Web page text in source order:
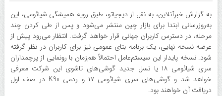
به گزارش خبرآنلاین، به نقل از دیجیاتو، طبق رویه همیشگی شیائومی، این
به‌روزرسانی ابتدا برای بازار چین منتشر می‌شود و پس از طی کردن چند
مرحله، در دسترس کاربران جهانی قرار خواهد گرفت. انتظار می‌رود پیش از
عرضه نسخه نهایی، یک برنامه بتای عمومی نیز برای کاربران در نظر گرفته
شود. نسخه پایدار این سیستم‌عامل احتمالاً هم‌زمان با رونمایی از پرچمداران
سری شیائومی ۱۸ یا نسل جدید گوشی‌های تاشوی این شرکت معرفی
خواهد شد و گوشی‌های سری شیائومی ۱۷ و ردمی K90 در صف اول
دریافت آن خواهند بود.